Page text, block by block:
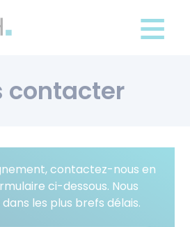
cookies
contacter
contactez-nous en
ci-dessous. Nous
les plus brefs délais.